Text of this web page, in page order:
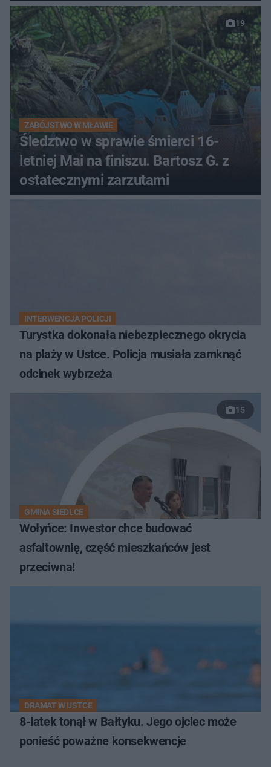
19
ZABÓJSTWO W MŁAWIE
Śledztwo w sprawie śmierci 16-
letniej Mai na finiszu. Bartosz G. z
ostatecznymi zarzutami
INTERWENCJA POLICJI
Turystka dokonała niebezpiecznego okrycia
na plaży w Ustce. Policja musiała zamknąć
odcinek wybrzeża
15
GMINA SIEDLCE
Wołyńce: Inwestor chce budować
asfaltownię, część mieszkańców jest
przeciwna!
DRAMAT W USTCE
8-latek tonął w Bałtyku. Jego ojciec może
ponieść poważne konsekwencje